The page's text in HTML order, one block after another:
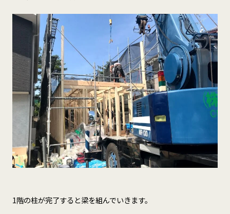
1階の柱が完了すると梁を組んでいきます。